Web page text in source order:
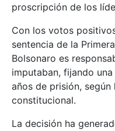
proscripción de los
Con los votos
sentencia de la
Bolsonaro es
imputaban, fijando
años de prisión,
constitucional.
La decisión ha